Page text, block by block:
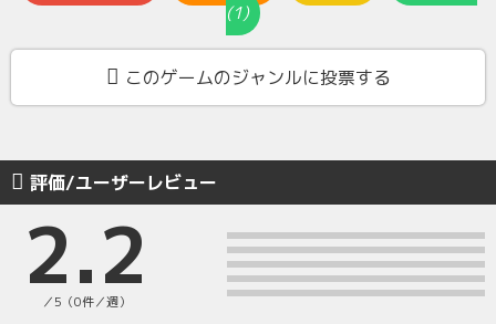
(1)
このゲームのジャンルに投票する
評価/ユーザーレビュー
2.2
／5（0件／週）